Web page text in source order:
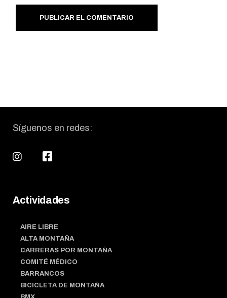
PUBLICAR EL COMENTARIO
Síguenos en redes:
Actividades
AIRE LIBRE
ALTA MONTAÑA
CARRERAS POR MONTAÑA
COMITÉ MÉDICO
BARRANCOS
BICICLETA DE MONTAÑA